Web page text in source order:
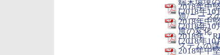
(2018年10
2018年中
題/ニーズ
(2018年10
2018年中
度の変化
(2018年10
2018年「
ステムの
2018年中